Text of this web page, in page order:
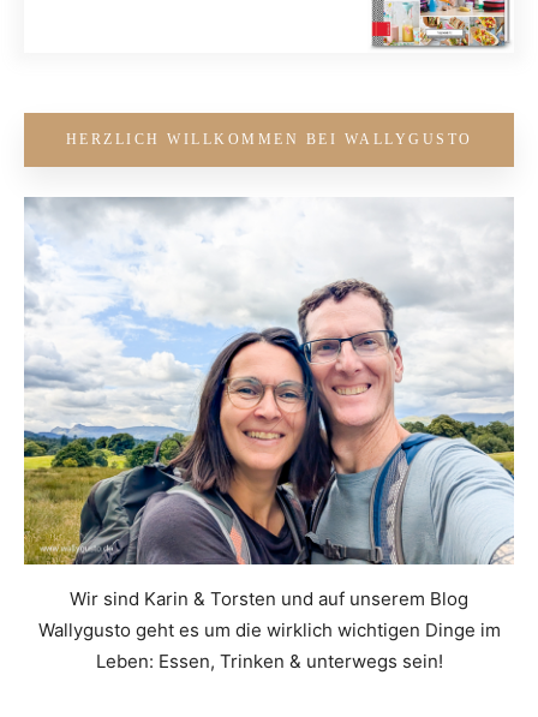
HERZLICH WILLKOMMEN BEI WALLYGUSTO
Wir sind Karin & Torsten und auf unserem Blog
Wallygusto geht es um die wirklich wichtigen Dinge im
Leben: Essen, Trinken & unterwegs sein!